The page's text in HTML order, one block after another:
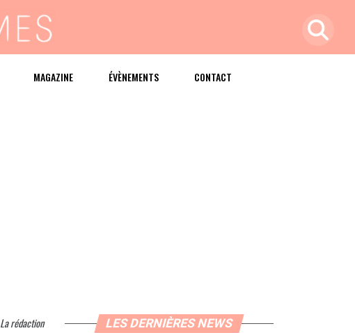
MAGAZINE ÉVÈNEMENTS CONTACT
La rédaction LES DERNIÈRES NEWS